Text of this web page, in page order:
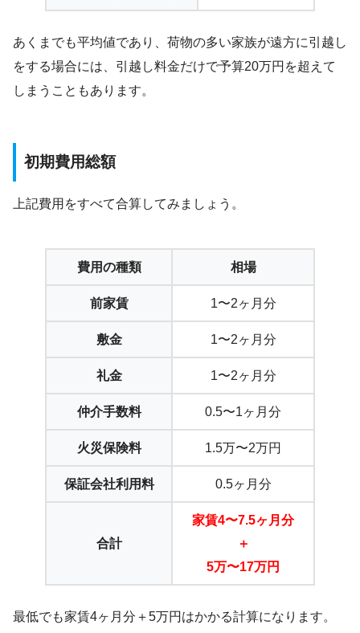
あくまでも平均値であり、荷物の多い家族が遠方に引越し
をする場合には、引越し料金だけで予算20万円を超えて
しまうこともあります。
初期費用総額
上記費用をすべて合算してみましょう。
費用の種類 相場
前家賃 1〜2ヶ月分
敷金 1〜2ヶ月分
礼金 1〜2ヶ月分
仲介手数料 0.5〜1ヶ月分
火災保険料 1.5万〜2万円
保証会社利用料 0.5ヶ月分
合計
家賃4〜7.5ヶ月分
＋
5万〜17万円
最低でも家賃4ヶ月分＋5万円はかかる計算になります。